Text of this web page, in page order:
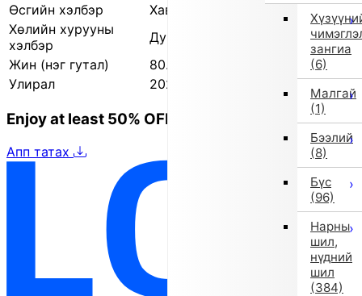
зангиа
(6)
Малгай
(1)
Бээлий
(8)
Бүс
(96)
Нарны
шил,
нүдний
шил
(384)
Өсгийн хэлбэр
Хавтгай өсгий
Хөлийн хурууны
хэлбэр
Дугуй
Жин (нэг гутал)
80.0 гр
Улирал
2025 оны намар/өвөл
Enjoy at least 50% OFF Tokyo fashion
Апп татах